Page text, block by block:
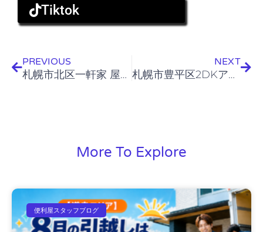
Tiktok
PREVIOUS
札幌市北区一軒家 屋根塗装工事
NEXT
札幌市豊平区2DKアパート→札幌市豊平区高齢者施設 引越し
More To Explore
便利屋スタッフブログ